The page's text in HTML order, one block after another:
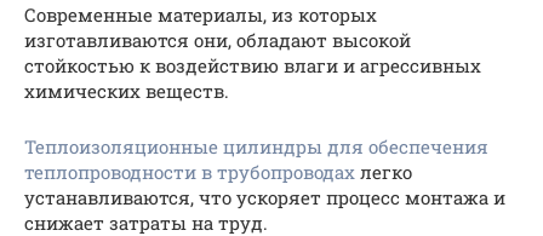
Современные материалы, из которых
изготавливаются они, обладают высокой
стойкостью к воздействию влаги и агрессивных
химических веществ.
Теплоизоляционные цилиндры для обеспечения
теплопроводности в трубопроводах легко
устанавливаются, что ускоряет процесс монтажа и
снижает затраты на труд.